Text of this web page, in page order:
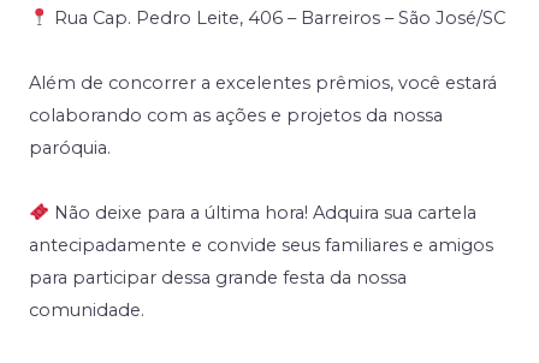
Rua Cap. Pedro Leite, 406 – Barreiros – São José/SC
Além de concorrer a excelentes prêmios, você estará
colaborando com as ações e projetos da nossa
paróquia.
Não deixe para a última hora! Adquira sua cartela
antecipadamente e convide seus familiares e amigos
para participar dessa grande festa da nossa
comunidade.